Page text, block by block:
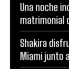
Una noche
matrimonial
Shakira
Miami junto